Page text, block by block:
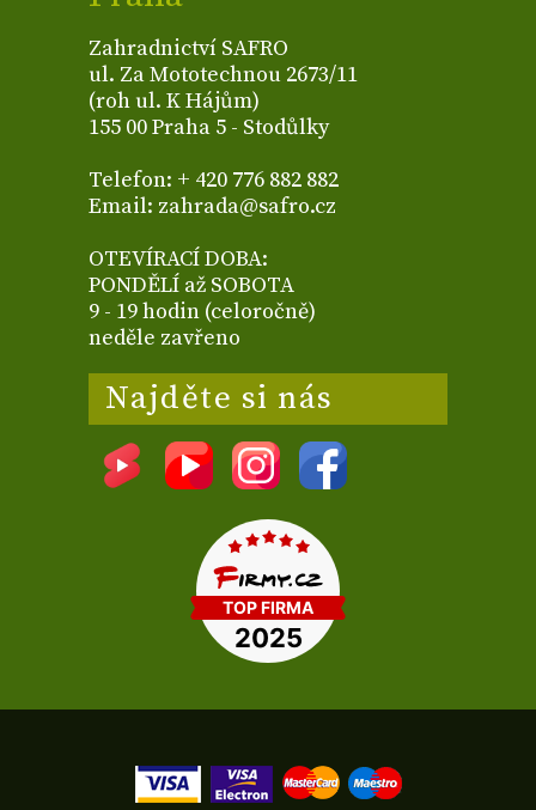
Zahradnictví SAFRO
ul. Za Mototechnou 2673/11
(roh ul. K Hájům)
155 00 Praha 5 - Stodůlky
Telefon: + 420 776 882 882
Email: zahrada@safro.cz
OTEVÍRACÍ DOBA:
PONDĚLÍ až SOBOTA
9 - 19 hodin (celoročně)
neděle zavřeno
Najděte si nás